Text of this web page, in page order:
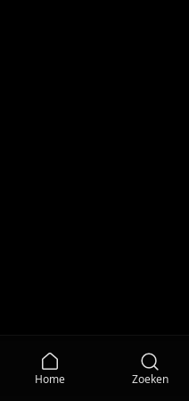
Home Zoeken